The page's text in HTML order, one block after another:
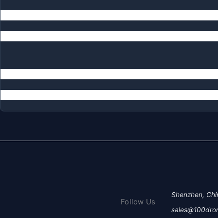
Shenzhen,
Follow Us